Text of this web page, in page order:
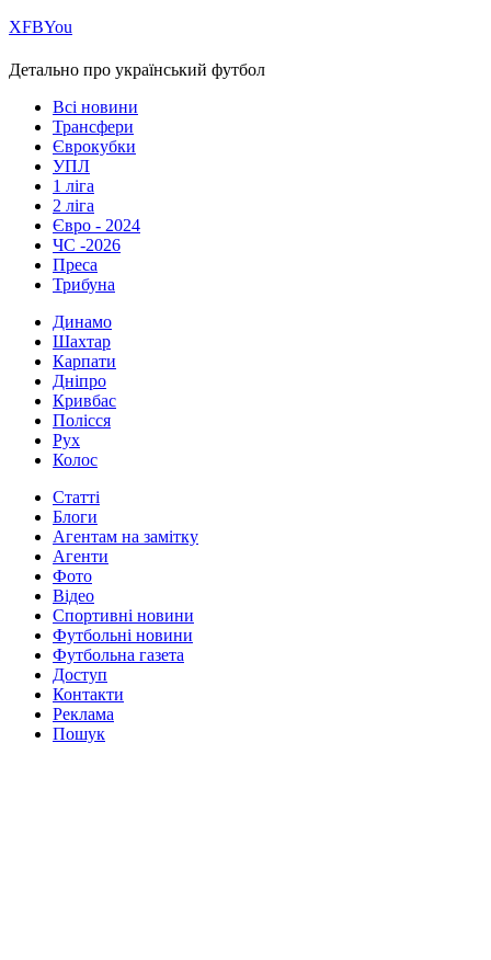
ХFBYou
Детально про український футбол
Всі новини
Трансфери
Єврокубки
УПЛ
1 ліга
2 ліга
Євро - 2024
ЧС -2026
Преса
Трибуна
Динамо
Шахтар
Карпати
Дніпро
Кривбас
Полісся
Рух
Колос
Статті
Блоги
Агентам на замітку
Агенти
Фото
Відео
Спортивні новини
Футбольні новини
Футбольна газета
Доступ
Контакти
Реклама
Пошук